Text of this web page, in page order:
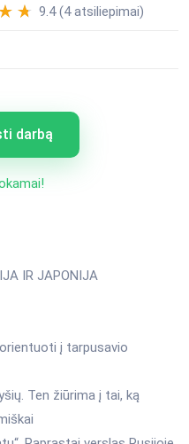
9.4 (4 atsiliepimai)
darbą
IR JAPONIJA
į tarpusavio
Ten žiūrima į tai, ką